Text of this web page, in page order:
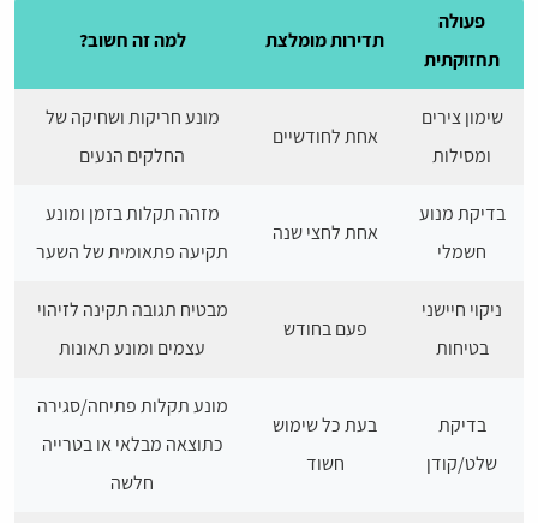
פעולה
תחזוקתית
תדירות מומלצת למה זה חשוב?
שימון צירים
ומסילות
אחת לחודשיים
מונע חריקות ושחיקה של
החלקים הנעים
בדיקת מנוע
חשמלי
אחת לחצי שנה
מזהה תקלות בזמן ומונע
תקיעה פתאומית של השער
ניקוי חיישני
בטיחות
פעם בחודש
מבטיח תגובה תקינה לזיהוי
עצמים ומונע תאונות
בדיקת
שלט/קודן
בעת כל שימוש
חשוד
מונע תקלות פתיחה/סגירה
כתוצאה מבלאי או בטרייה
חלשה